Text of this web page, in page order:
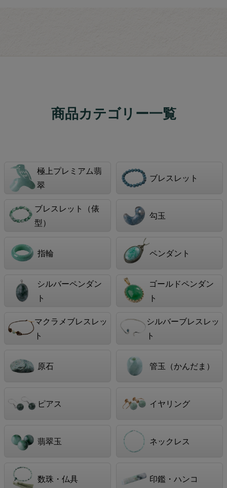
商品カテゴリー一覧
極上プレミアム翡
翠
ブレスレット
ブレスレット（俵
型）
勾玉
指輪 ペンダント
シルバーペンダン
ト
ゴールドペンダン
ト
マクラメブレスレッ
ト
シルバーブレスレッ
ト
原石 管玉（かんだま）
ピアス イヤリング
翡翠玉 ネックレス
数珠・仏具 印鑑・ハンコ